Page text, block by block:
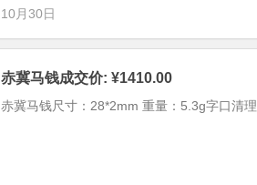
10月30日
赤冀马钱成交价: ¥1410.00
赤冀马钱尺寸：28*2mm 重量：5.3g字口清